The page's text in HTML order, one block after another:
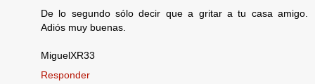
De lo segundo sólo decir que a gritar a tu casa amigo.
Adiós muy buenas.
MiguelXR33
Responder